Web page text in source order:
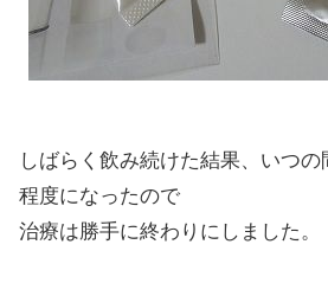
しばらく飲み続けた結果、いつ
程度になったので
治療は勝手に終わりにしました。